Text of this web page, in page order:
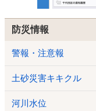
防災情報
警報・注意報
土砂災害キキクル
河川水位